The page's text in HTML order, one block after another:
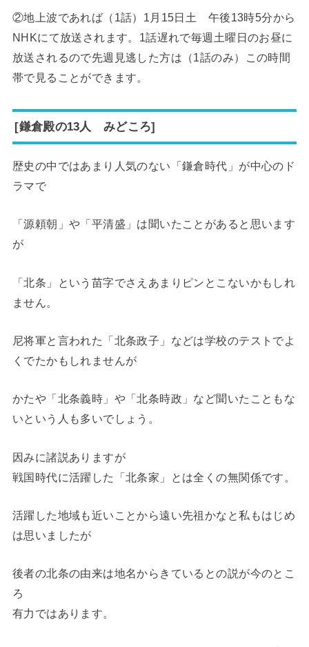
②地上波であれば（1話）1月15日土 午後13時5分から
NHKにて放送されます。1話遅れで毎週土曜日のお昼に
放送されるので先週見逃した方は（1話のみ）この時間
帯で見ることができます。
[鎌倉殿の13人 みどころ]
歴史の中ではあまり人気のない「鎌倉時代」が中心のド
ラマで
「源頼朝」や「平清盛」は聞いたことがあると思います
が
「北条」という苗字でさえあまりピンとこないかもしれ
ません。
尼将軍と言われた「北条政子」などは学校のテストでよ
くでたかもしれませんが
かたや「北条義時」や「北条時政」など聞いたこともな
いという人も多いでしょう。
因みに諸説ありますが
戦国時代に活躍した「北条家」とは全くの無関係です。
活躍した地域も近いことから遠い先祖かなと私もはじめ
は思いましたが
後者の北条の由来は地名からきているとの説が今のとこ
ろ
有力ではあります。